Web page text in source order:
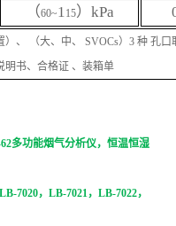
（60~115） kPa
、 （大、中、 SVOCs） 3 种 孔口
明书、合格证 、装箱单
多功能烟气分析仪，恒温恒湿
LB-7020， LB-7021， LB-7022，